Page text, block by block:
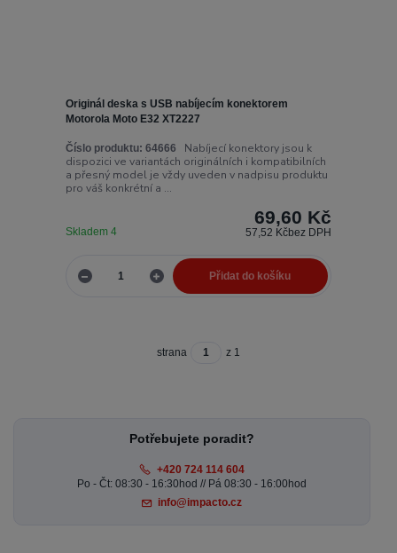
Originál deska s USB nabíjecím konektorem
Motorola Moto E32 XT2227
Číslo produktu: 64666
Nabíjecí konektory jsou k
dispozici ve variantách originálních i kompatibilních
a přesný model je vždy uveden v nadpisu produktu
pro váš konkrétní a ...
69,60 Kč
57,52 Kčbez DPH
Skladem 4
Přidat do košíku
strana z 1
Potřebujete poradit?
+420 724 114 604
Po - Čt: 08:30 - 16:30hod // Pá 08:30 - 16:00hod
info@impacto.cz